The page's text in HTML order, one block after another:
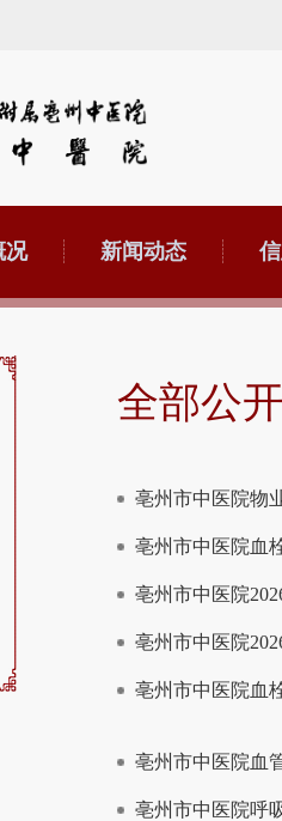
况 新闻动态
全部公
亳州市中医院物
亳州市中医院血
亳州市中医院
亳州市中医院
亳州市中医院血
亳州市中医院血
亳州市中医院呼